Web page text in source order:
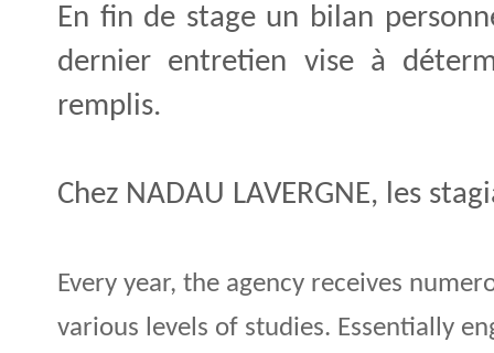
En fin de stage un bilan
dernier entretien vise à
remplis.
Chez NADAU LAVERGNE, les
Every year, the agency receives
various levels of studies. Essentially